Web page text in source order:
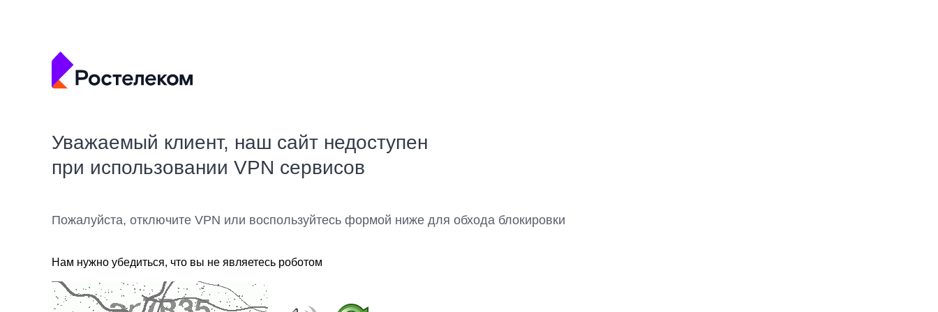
Уважаемый клиент, наш сайт недоступен
при использовании VPN сервисов
Пожалуйста, отключите VPN или воспользуйтесь формой ниже для обхода блокировки
Нам нужно убедиться, что вы не являетесь роботом